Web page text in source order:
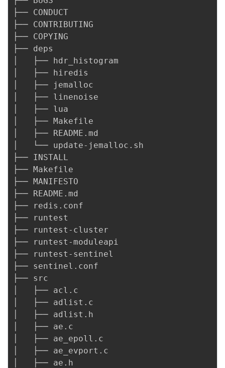
├── CONDUCT
├── CONTRIBUTING
├── COPYING
├── deps
│   ├── hdr_histogram
│   ├── hiredis
│   ├── jemalloc
│   ├── linenoise
│   ├── lua
│   ├── Makefile
│   ├── README.md
│   └── update-jemalloc.sh
├── INSTALL
├── Makefile
├── MANIFESTO
├── README.md
├── redis.conf
├── runtest
├── runtest-cluster
├── runtest-moduleapi
├── runtest-sentinel
├── sentinel.conf
├── src
│   ├── acl.c
│   ├── adlist.c
│   ├── adlist.h
│   ├── ae.c
│   ├── ae_epoll.c
│   ├── ae_evport.c
│   ├── ae.h